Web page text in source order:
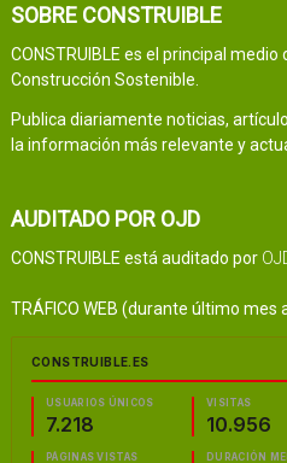
SOBRE CONSTRUIBLE
CONSTRUIBLE es el principal
Construcción Sostenible.
Publica diariamente noticias,
la información más relevante y
AUDITADO POR OJD
CONSTRUIBLE está auditado por
TRÁFICO WEB (durante último mes